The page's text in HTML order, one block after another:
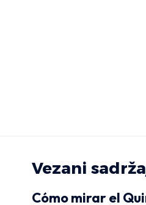
Vezani
Cómo mirar el